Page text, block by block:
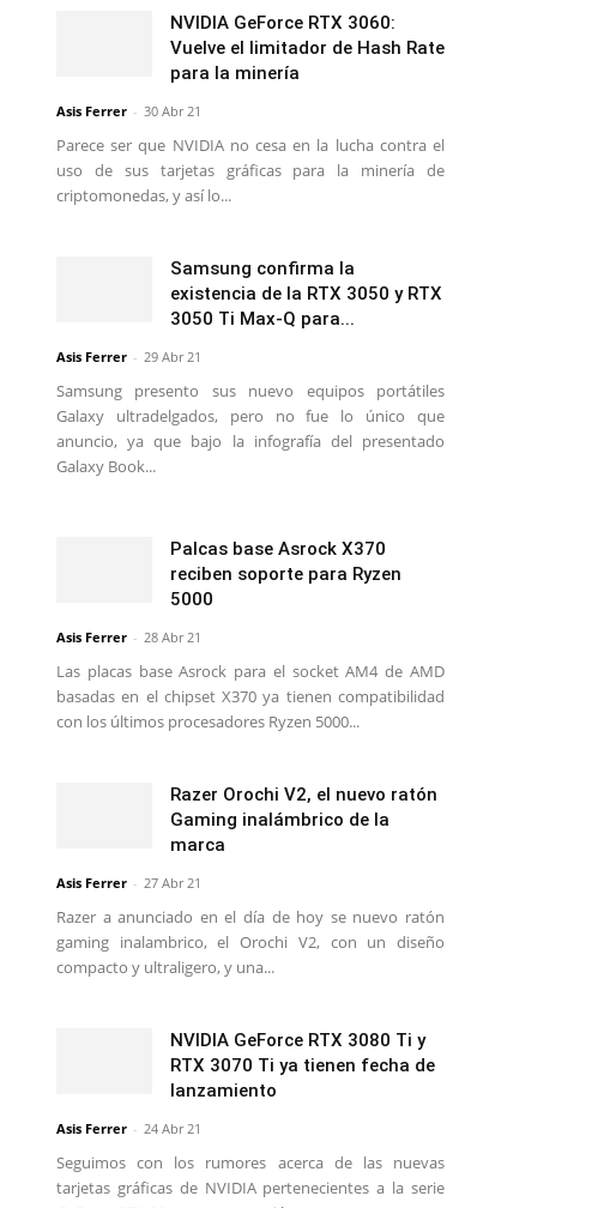
NVIDIA GeForce RTX 3060:
Vuelve el limitador de Hash Rate
para la minería
Asis Ferrer - 30 Abr 21
Parece ser que NVIDIA no cesa en la lucha contra el
uso de sus tarjetas gráficas para la minería de
criptomonedas, y así lo...
Samsung confirma la
existencia de la RTX 3050 y RTX
3050 Ti Max-Q para...
Asis Ferrer - 29 Abr 21
Samsung presento sus nuevo equipos portátiles
Galaxy ultradelgados, pero no fue lo único que
anuncio, ya que bajo la infografía del presentado
Galaxy Book...
Palcas base Asrock X370
reciben soporte para Ryzen
5000
Asis Ferrer - 28 Abr 21
Las placas base Asrock para el socket AM4 de AMD
basadas en el chipset X370 ya tienen compatibilidad
con los últimos procesadores Ryzen 5000...
Razer Orochi V2, el nuevo ratón
Gaming inalámbrico de la
marca
Asis Ferrer - 27 Abr 21
Razer a anunciado en el día de hoy se nuevo ratón
gaming inalambrico, el Orochi V2, con un diseño
compacto y ultraligero, y una...
NVIDIA GeForce RTX 3080 Ti y
RTX 3070 Ti ya tienen fecha de
lanzamiento
Asis Ferrer - 24 Abr 21
Seguimos con los rumores acerca de las nuevas
tarjetas gráficas de NVIDIA pertenecientes a la serie